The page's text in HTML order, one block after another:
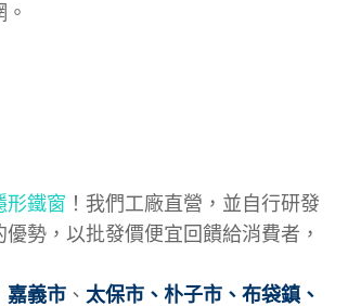
形鐵窗 ！我們工廠直營，並自行研發
勢，以批發價便宜回饋給消費者，
嘉義市 、 太保市 、 朴子市 、 布袋鎮 、